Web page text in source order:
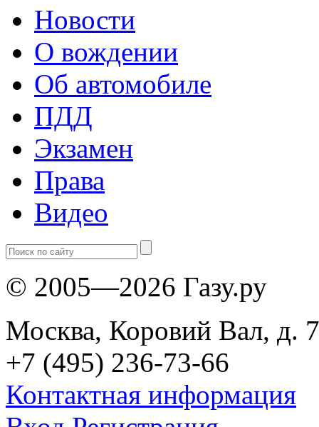
Новости
О вождении
Об автомобиле
ПДД
Экзамен
Права
Видео
© 2005—2026 Газу.ру
Москва, Коровий Вал, д.
+7 (495) 236-73-66
Контактная информация